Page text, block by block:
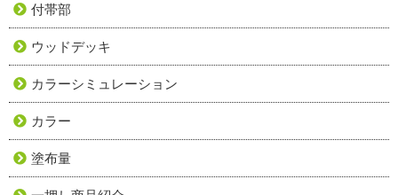
付帯部
ウッドデッキ
カラーシミュレーション
カラー
塗布量